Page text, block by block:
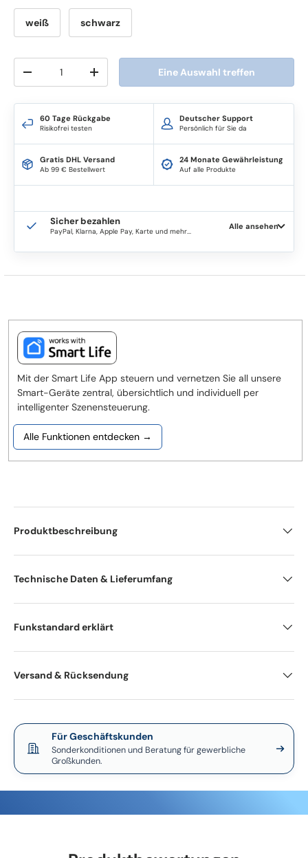
weiß schwarz
-
+ Eine Auswahl treffen
60 Tage Rückgabe
Risikofrei testen
Deutscher Support
Persönlich für Sie da
Gratis DHL Versand
Ab 99 € Bestellwert
24 Monate Gewährleistung
Auf alle Produkte
Sicher bezahlen
PayPal, Klarna, Apple Pay, Karte und mehr...
Alle ansehen
Mit der Smart Life App steuern und vernetzen Sie all unsere
Smart-Geräte zentral, übersichtlich und individuell per
intelligenter Szenensteuerung.
Alle Funktionen entdecken →
Produktbeschreibung
Technische Daten & Lieferumfang
Funkstandard erklärt
Versand & Rücksendung
Für Geschäftskunden
Sonderkonditionen und Beratung für gewerbliche
Großkunden.